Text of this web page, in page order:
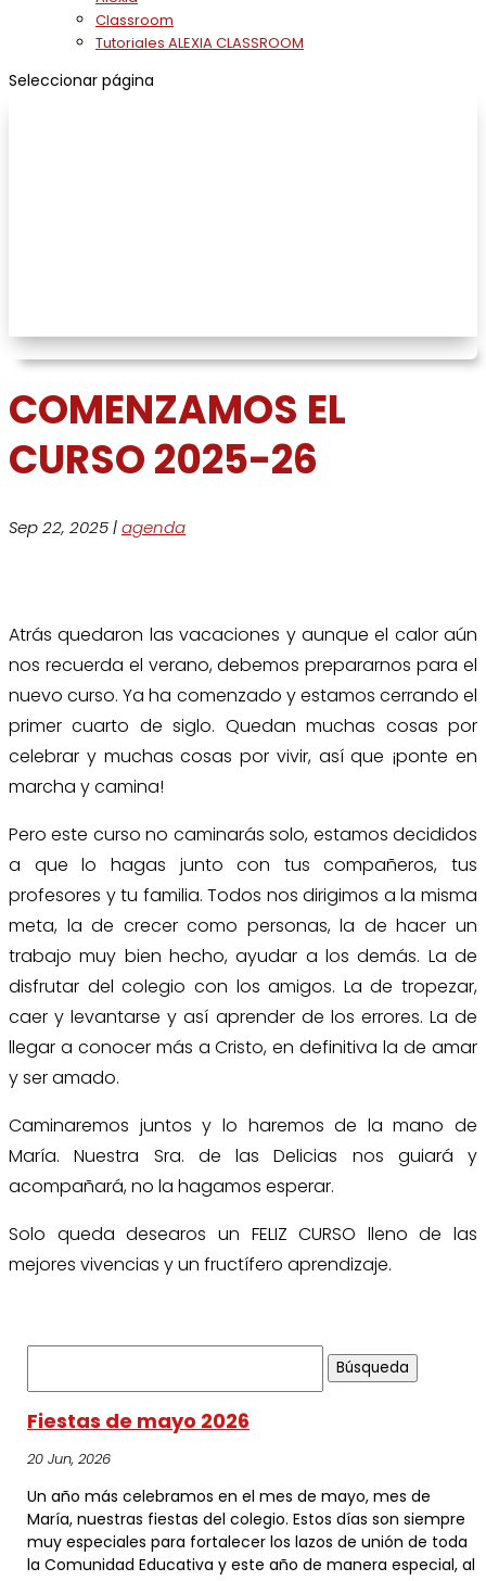
Classroom
Tutoriales ALEXIA CLASSROOM
Seleccionar página
COMENZAMOS EL
CURSO 2025-26
Sep 22, 2025|agenda
Atrás quedaron las vacaciones y aunque el calor aún
nos recuerda el verano, debemos prepararnos para el
nuevo curso. Ya ha comenzado y estamos cerrando el
primer cuarto de siglo. Quedan muchas cosas por
celebrar y muchas cosas por vivir, así que ¡ponte en
marcha y camina!
Pero este curso no caminarás solo, estamos decididos
a que lo hagas junto con tus compañeros, tus
profesores y tu familia. Todos nos dirigimos a la misma
meta, la de crecer como personas, la de hacer un
trabajo muy bien hecho, ayudar a los demás. La de
disfrutar del colegio con los amigos. La de tropezar,
caer y levantarse y así aprender de los errores. La de
llegar a conocer más a Cristo, en definitiva la de amar
y ser amado.
Caminaremos juntos y lo haremos de la mano de
María. Nuestra Sra. de las Delicias nos guiará y
acompañará, no la hagamos esperar.
Solo queda desearos un FELIZ CURSO lleno de las
mejores vivencias y un fructífero aprendizaje.
Fiestas de mayo 2026
20 Jun, 2026
Un año más celebramos en el mes de mayo, mes de
María, nuestras fiestas del colegio. Estos días son siempre
muy especiales para fortalecer los lazos de unión de toda
la Comunidad Educativa y este año de manera especial, al